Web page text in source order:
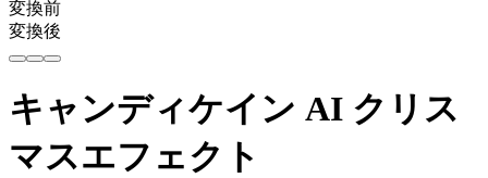
変換前
変換後
キャンディケイン AI クリス
マスエフェクト